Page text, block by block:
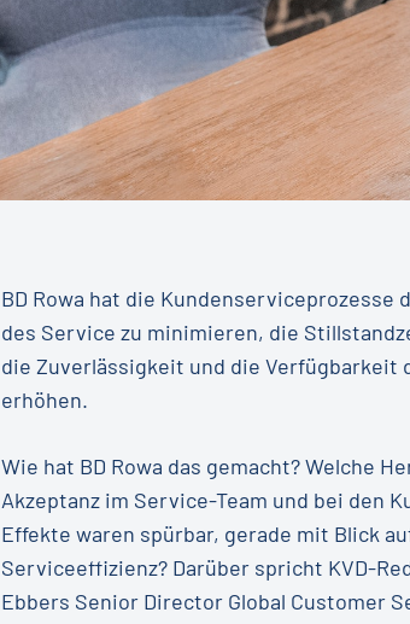
BD Rowa hat die
des Service zu minimieren, die
die Zuverlässigkeit und die Verfügbarkeit
erhöhen.
Wie hat BD Rowa das gemacht? Welche
Akzeptanz im Service-Team und bei den
Effekte waren spürbar, gerade mit Blick
Serviceeffizienz? Darüber spricht KVD-
Ebbers Senior Director Global Customer